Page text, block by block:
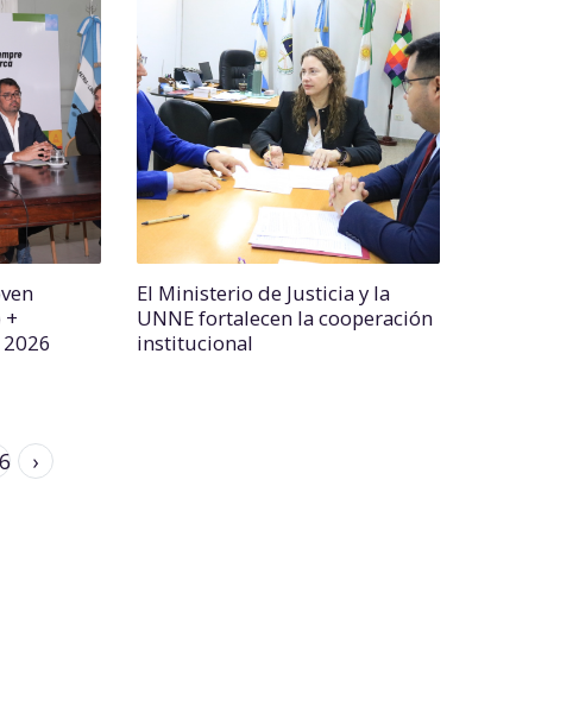
El Ministerio de Justicia y la
UNNE fortalecen la cooperación
institucional
›